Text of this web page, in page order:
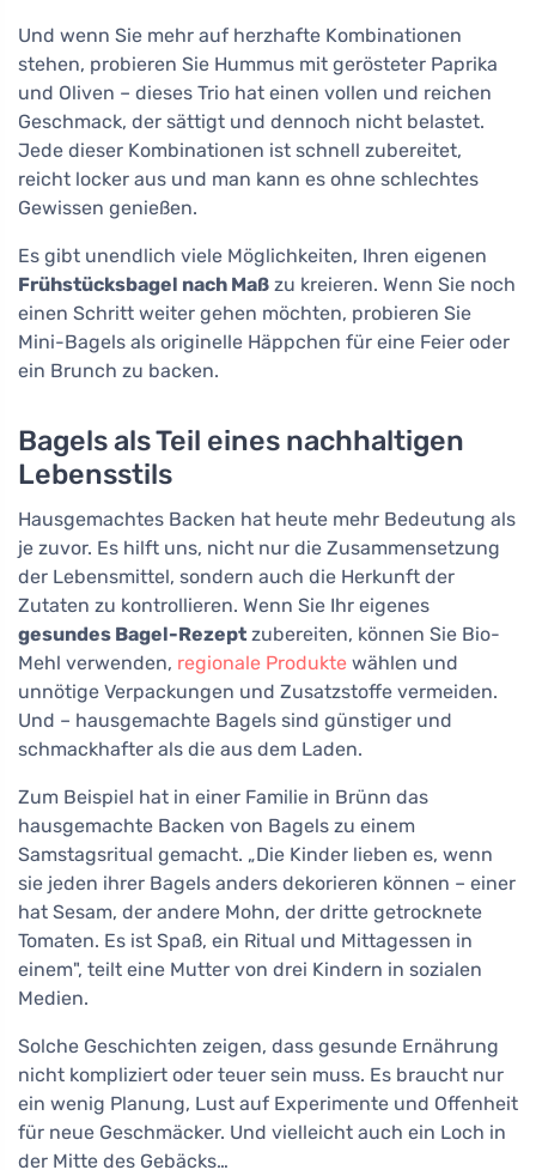
Und wenn Sie mehr auf herzhafte Kombinationen
stehen, probieren Sie Hummus mit gerösteter Paprika
und Oliven – dieses Trio hat einen vollen und reichen
Geschmack, der sättigt und dennoch nicht belastet.
Jede dieser Kombinationen ist schnell zubereitet,
reicht locker aus und man kann es ohne schlechtes
Gewissen genießen.
Es gibt unendlich viele Möglichkeiten, Ihren eigenen
Frühstücksbagel nach Maß zu kreieren. Wenn Sie noch
einen Schritt weiter gehen möchten, probieren Sie
Mini-Bagels als originelle Häppchen für eine Feier oder
ein Brunch zu backen.
Bagels als Teil eines nachhaltigen
Lebensstils
Hausgemachtes Backen hat heute mehr Bedeutung als
je zuvor. Es hilft uns, nicht nur die Zusammensetzung
der Lebensmittel, sondern auch die Herkunft der
Zutaten zu kontrollieren. Wenn Sie Ihr eigenes
gesundes Bagel-Rezept zubereiten, können Sie Bio-
Mehl verwenden, regionale Produkte wählen und
unnötige Verpackungen und Zusatzstoffe vermeiden.
Und – hausgemachte Bagels sind günstiger und
schmackhafter als die aus dem Laden.
Zum Beispiel hat in einer Familie in Brünn das
hausgemachte Backen von Bagels zu einem
Samstagsritual gemacht. „Die Kinder lieben es, wenn
sie jeden ihrer Bagels anders dekorieren können – einer
hat Sesam, der andere Mohn, der dritte getrocknete
Tomaten. Es ist Spaß, ein Ritual und Mittagessen in
einem", teilt eine Mutter von drei Kindern in sozialen
Medien.
Solche Geschichten zeigen, dass gesunde Ernährung
nicht kompliziert oder teuer sein muss. Es braucht nur
ein wenig Planung, Lust auf Experimente und Offenheit
für neue Geschmäcker. Und vielleicht auch ein Loch in
der Mitte des Gebäcks…